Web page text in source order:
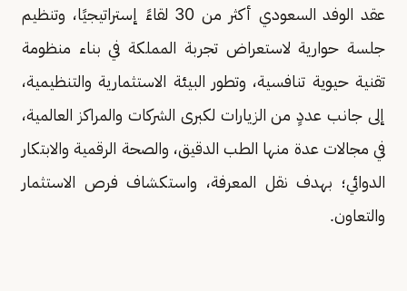
عقد الوفد السعودي أكثر من 30 لقاءً إستراتيجيًا، وتنظيم
جلسة حوارية لاستعراض تجربة المملكة في بناء منظومة
تقنية حيوية تنافسية، وتطور البيئة الاستثمارية والتنظيمية،
إلى جانب عددٍ من الزيارات لكبرى الشركات والمراكز العالمية،
في مجالات عدة منها الطب الدقيق، والصحة الرقمية والابتكار
الدوائي؛ بهدف نقل المعرفة، واستكشاف فرص الاستثمار
والتعاون.